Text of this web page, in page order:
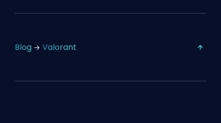
Blog Valorant